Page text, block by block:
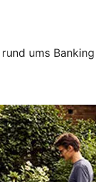
ums Banking